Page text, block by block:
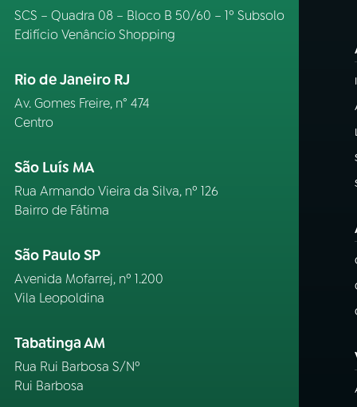
SCS – Quadra 08 – Bloco B 50/60 – 1º Subsolo
Edifício Venâncio Shopping
Rio de Janeiro RJ
Av. Gomes Freire, n° 474
Centro
São Luís MA
Rua Armando Vieira da Silva, nº 126
Bairro de Fátima
São Paulo SP
Avenida Mofarrej, nº 1.200
Vila Leopoldina
Tabatinga AM
Rua Rui Barbosa S/Nº
Rui Barbosa